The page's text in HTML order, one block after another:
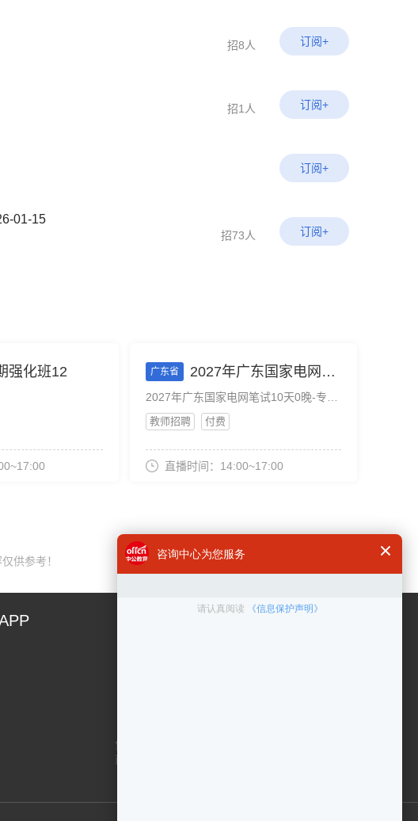
招8人 订阅+
招1人 订阅+
订阅+
01-15
招73人 订阅+
强化班12 广东省 2027年广东国家电网笔试10天0晚-专业知识提升班-8月9下午
教师招聘 付费
直播时间：14:00~17:00
供参考！
售后服务：010-83433000
商务合作：010-83432878